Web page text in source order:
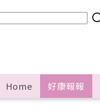
Home 好康報報